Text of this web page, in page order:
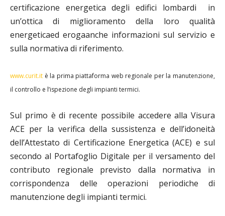
certificazione energetica degli edifici lombardi in
un’ottica di miglioramento della loro qualità
energeticaed erogaanche informazioni sul servizio e
sulla normativa di riferimento.
www.curit.it è la prima piattaforma web regionale per la manutenzione,
il controllo e l’ispezione degli impianti termici.
Sul primo è di recente possibile accedere alla Visura
ACE per la verifica della sussistenza e dell’idoneità
dell’Attestato di Certificazione Energetica (ACE) e sul
secondo al Portafoglio Digitale per il versamento del
contributo regionale previsto dalla normativa in
corrispondenza delle operazioni periodiche di
manutenzione degli impianti termici.